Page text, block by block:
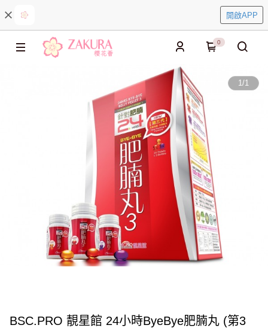
開啟APP
0
1/1
BSC.PRO 靚星館 24小時ByeBye肥腩丸 (第3